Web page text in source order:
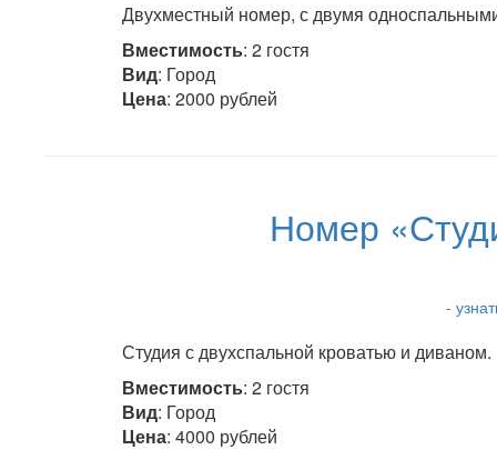
Двухместный номер, с двумя
Вместимость: 2 гостя
Вид: Город
Цена: 2000 рублей
Номер
-
Студия с двухспальной кроватью и
Вместимость: 2 гостя
Вид: Город
Цена: 4000 рублей